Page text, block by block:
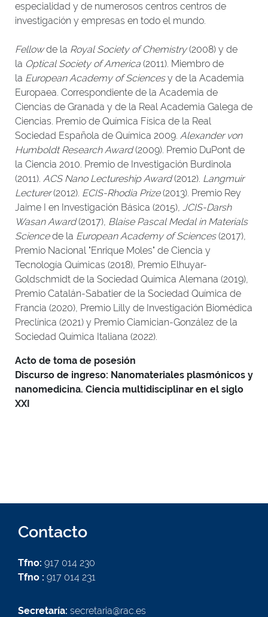
especialidad y de numerosos centros centros de
investigación y empresas en todo el mundo.
Fellowde la Royal Society of Chemistry(2008) y de
la Optical Society of America (2011). Miembro de
la European Academy of Sciencesy de la Academia
Europaea. Correspondiente de la Academia de
Ciencias de Granada y de la Real Academia Galega de
Ciencias. Premio de Química Física de la Real
Sociedad Española de Química 2009. Alexander von
Humboldt Research Award(2009). Premio DuPont de
la Ciencia 2010. Premio de Investigación Burdinola
(2011). ACS Nano Lectureship Award(2012). Langmuir
Lecturer(2012). ECIS-Rhodia Prize(2013). Premio Rey
Jaime I en Investigación Básica (2015), JCIS-Darsh
Wasan Award(2017), Blaise Pascal Medal in Materials
Sciencede la European Academy of Sciences(2017),
Premio Nacional "Enrique Moles" de Ciencia y
Tecnología Químicas (2018), Premio Elhuyar-
Goldschmidt de la Sociedad Química Alemana (2019),
Premio Catalán-Sabatier de la Sociedad Química de
Francia (2020), Premio Lilly de Investigación Biomédica
Preclínica (2021) y Premio Ciamician-González de la
Sociedad Química Italiana (2022).
Acto de toma de posesión
Discurso de ingreso: Nanomateriales plasmónicos y
nanomedicina. Ciencia multidisciplinar en el siglo
XXI
Contacto
Tfno: 917 014 230
Tfno : 917 014 231
Secretaría: secretaria@rac.es